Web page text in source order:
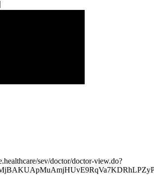
sev/doctor/doctor-view.do?